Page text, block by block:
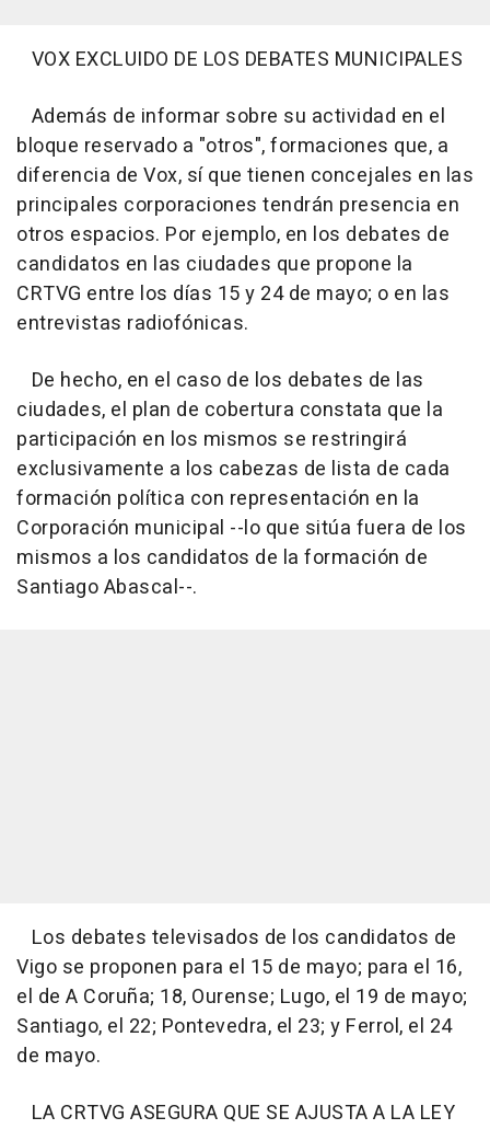
VOX EXCLUIDO DE LOS DEBATES MUNICIPALES
Además de informar sobre su actividad en el
bloque reservado a "otros", formaciones que, a
diferencia de Vox, sí que tienen concejales en las
principales corporaciones tendrán presencia en
otros espacios. Por ejemplo, en los debates de
candidatos en las ciudades que propone la
CRTVG entre los días 15 y 24 de mayo; o en las
entrevistas radiofónicas.
De hecho, en el caso de los debates de las
ciudades, el plan de cobertura constata que la
participación en los mismos se restringirá
exclusivamente a los cabezas de lista de cada
formación política con representación en la
Corporación municipal --lo que sitúa fuera de los
mismos a los candidatos de la formación de
Santiago Abascal--.
Los debates televisados de los candidatos de
Vigo se proponen para el 15 de mayo; para el 16,
el de A Coruña; 18, Ourense; Lugo, el 19 de mayo;
Santiago, el 22; Pontevedra, el 23; y Ferrol, el 24
de mayo.
LA CRTVG ASEGURA QUE SE AJUSTA A LA LEY